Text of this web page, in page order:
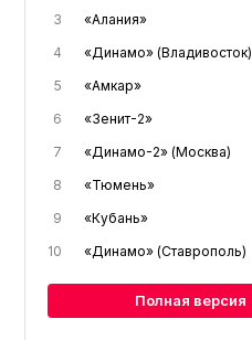
3
«Алания»
4
«Динамо» (Владивосток)
5
«Амкар»
6
«Зенит-2»
7
«Динамо-2» (Москва)
8
«Тюмень»
9
«Кубань»
10
«Динамо» (Ставрополь)
Полная версия